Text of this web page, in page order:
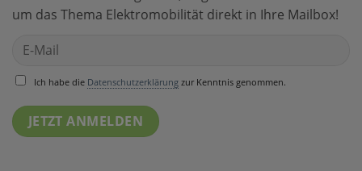
um das Thema Elektromobilität direkt in Ihre Mailbox!
Ich habe die Datenschutzerklärungzur Kenntnis genommen.